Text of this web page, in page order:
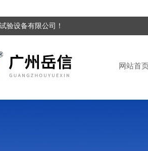
验设备有限公司！
网站首